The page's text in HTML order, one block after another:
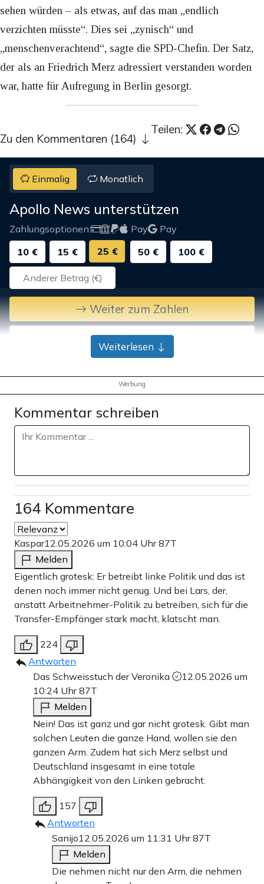
sehen würden – als etwas, auf das man „endlich
verzichten müsste“. Dies sei „zynisch“ und
„menschenverachtend“, sagte die SPD-Chefin. Der Satz,
der als an Friedrich Merz adressiert verstanden worden
war, hatte für Aufregung in Berlin gesorgt.
Teilen:
Zu den Kommentaren (164)
Einmalig Monatlich
Apollo News unterstützen
Zahlungsoptionen: Pay
Pay
10 €
15 € 25 € 50 € 100 €
Weiter zum Zahlen
Bank-Überweisung
Weiterlesen
Werbung
Kommentar schreiben
164 Kommentare
Kaspar12.05.2026 um 10:04 Uhr87T
Melden
Eigentlich grotesk: Er betreibt linke Politik und das ist
denen noch immer nicht genug. Und bei Lars, der,
anstatt Arbeitnehmer-Politik zu betreiben, sich für die
Transfer-Empfänger stark macht, klatscht man.
224
Antworten
Das Schweisstuch der Veronika
12.05.2026 um
10:24 Uhr87T
Melden
Nein! Das ist ganz und gar nicht grotesk. Gibt man
solchen Leuten die ganze Hand, wollen sie den
ganzen Arm. Zudem hat sich Merz selbst und
Deutschland insgesamt in eine totale
Abhängigkeit von den Linken gebracht.
157
Antworten
Sanijo12.05.2026 um 11:31 Uhr87T
Melden
Die nehmen nicht nur den Arm, die nehmen